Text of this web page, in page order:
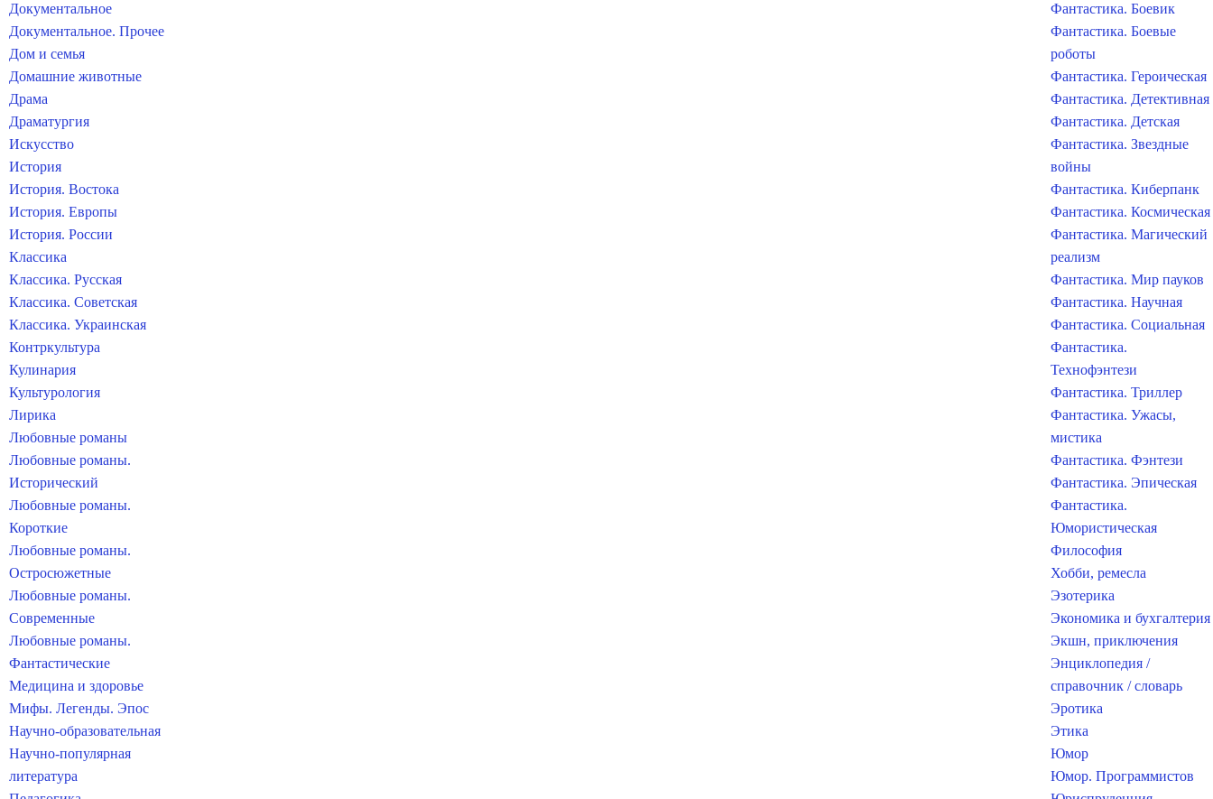
Документальное
Документальное. Прочее
Дом и семья
Домашние животные
Драма
Драматургия
Искусство
История
История. Востока
История. Европы
История. России
Классика
Классика. Русская
Классика. Советская
Классика. Украинская
Контркультура
Кулинария
Культурология
Лирика
Любовные романы
Любовные романы.
Исторический
Любовные романы.
Короткие
Любовные романы.
Остросюжетные
Любовные романы.
Современные
Любовные романы.
Фантастические
Медицина и здоровье
Мифы. Легенды. Эпос
Научно-образовательная
Научно-популярная
литература
Фантастика. Боевик
Фантастика. Боевые
роботы
Фантастика. Героическая
Фантастика. Детективная
Фантастика. Детская
Фантастика. Звездные
войны
Фантастика. Киберпанк
Фантастика. Космическая
Фантастика. Магический
реализм
Фантастика. Мир пауков
Фантастика. Научная
Фантастика. Социальная
Фантастика.
Технофэнтези
Фантастика. Триллер
Фантастика. Ужасы,
мистика
Фантастика. Фэнтези
Фантастика. Эпическая
Фантастика.
Юмористическая
Философия
Хобби, ремесла
Эзотерика
Экономика и бухгалтерия
Экшн, приключения
Энциклопедия /
справочник / словарь
Эротика
Этика
Юмор
Юмор. Программистов